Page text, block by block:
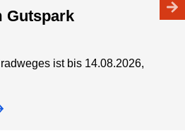
ist bis 14.08.2026,